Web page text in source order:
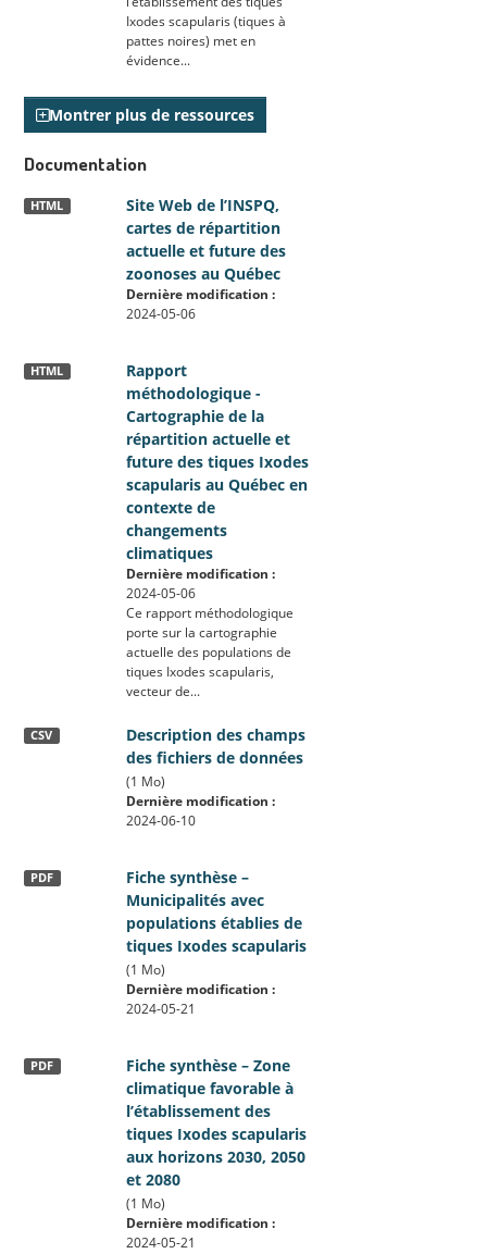
Ixodes scapularis (tiques à
pattes noires) met en
évidence...
Montrer plus de ressources
Documentation
Site Web de l’INSPQ,
cartes de répartition
actuelle et future des
zoonoses au Québec
HTML
Dernière modification :
2024-05-06
Rapport
méthodologique -
Cartographie de la
répartition actuelle et
future des tiques Ixodes
scapularis au Québec en
contexte de
changements
climatiques
HTML
Dernière modification :
2024-05-06
Ce rapport méthodologique
porte sur la cartographie
actuelle des populations de
tiques Ixodes scapularis,
vecteur de...
Description des champs
des fichiers de données
CSV
(1 Mo)
Dernière modification :
2024-06-10
Fiche synthèse –
Municipalités avec
populations établies de
tiques Ixodes scapularis
PDF
(1 Mo)
Dernière modification :
2024-05-21
Fiche synthèse – Zone
climatique favorable à
l’établissement des
tiques Ixodes scapularis
aux horizons 2030, 2050
et 2080
PDF
(1 Mo)
Dernière modification :
2024-05-21